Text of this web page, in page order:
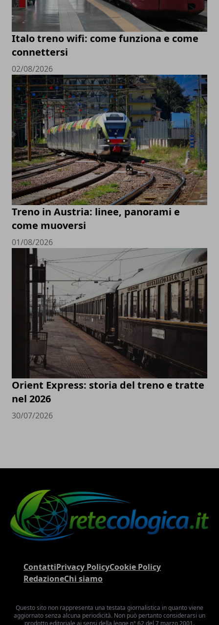
Italo treno wifi: come funziona e come
connettersi
02/08/2026
Treno in Austria: linee, panorami e
come muoversi
01/08/2026
Orient Express: storia del treno e tratte
nel 2026
30/07/2026
ContattiPrivacy PolicyCookie Policy
RedazioneChi siamo
Questo sito non rappresenta una testata giornalistica in quanto viene
aggiornato senza alcuna periodicità. Non può pertanto considerarsi un
prodotto editoriale ai sensi della legge n° 62 del 7 marzo 2001.